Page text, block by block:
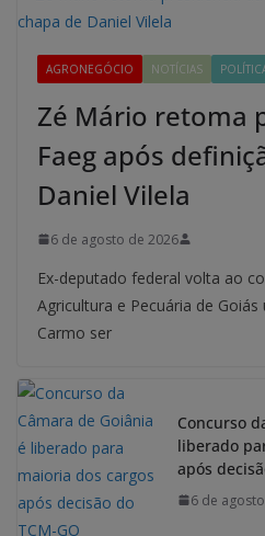
AGRONEGÓCIO NOTÍCIAS
Zé Mário retoma
Faeg após
Daniel Vilela
6 de agosto de 2026
Ex-deputado federal volta ao
Agricultura e Pecuária de
Carmo ser
Concurso
liberado
após
6 de